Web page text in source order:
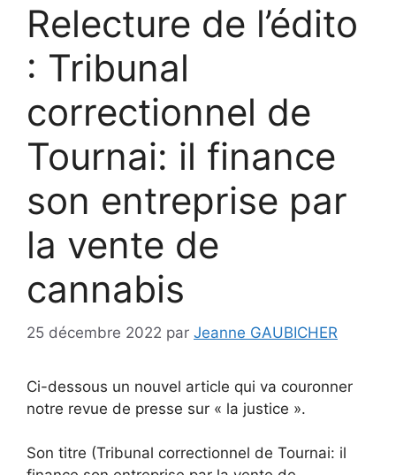
Relecture de l’édito
: Tribunal
correctionnel de
Tournai: il finance
son entreprise par
la vente de
cannabis
25 décembre 2022 par Jeanne GAUBICHER
Ci-dessous un nouvel article qui va couronner
notre revue de presse sur « la justice ».
Son titre (Tribunal correctionnel de Tournai: il